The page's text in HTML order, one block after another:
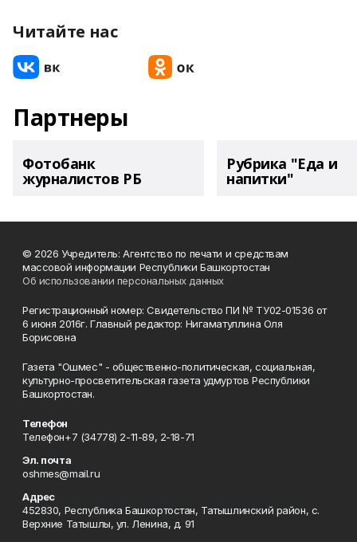
Читайте нас
Партнеры
Фотобанк
журналистов РБ
Рубрика "Еда и
напитки"
© 2026 Учредитель: Агентство по печати и средствам
массовой информации Республики Башкортостан
Об использовании персональных данных
Регистрационный номер: Свидетельство ПИ № ТУ02-01536 от
6 июня 2016г. Главный редактор: Нигаматуллина Оля
Борисовна
Газета "Ошмес" - общественно-политическая, социальная,
культурно-просветительская газета удмуртов Республики
Башкортостан.
Телефон
Телефон+7 (34778) 2-11-89, 2-18-71
Эл. почта
oshmes@mail.ru
Адрес
452830, Республика Башкортостан, Татышлинский район, с.
Верхние Татышлы, ул. Ленина, д. 91